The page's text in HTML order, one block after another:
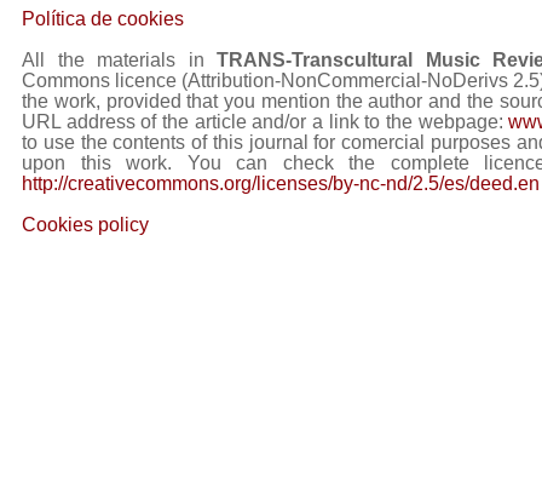
Política de cookies
All the materials inTRANS-Transcultural Music
Commons licence (Attribution-NonCommercial-NoDerivs
the work, provided that you mention the author and the
URL address of the article and/or a link to the webpage:
to use the contents of this journal for comercial purposes
upon this work. You can check the complete
http://creativecommons.org/licenses/by-nc-nd/2.5/es/deed.en
Cookies policy